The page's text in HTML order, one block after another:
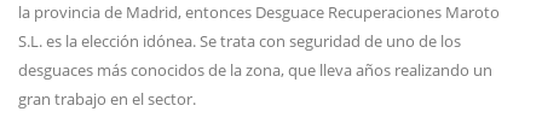
la provincia de Madrid, entonces Desguace Recuperaciones Maroto
S.L. es la elección idónea. Se trata con seguridad de uno de los
desguaces más conocidos de la zona, que lleva años realizando un
gran trabajo en el sector.